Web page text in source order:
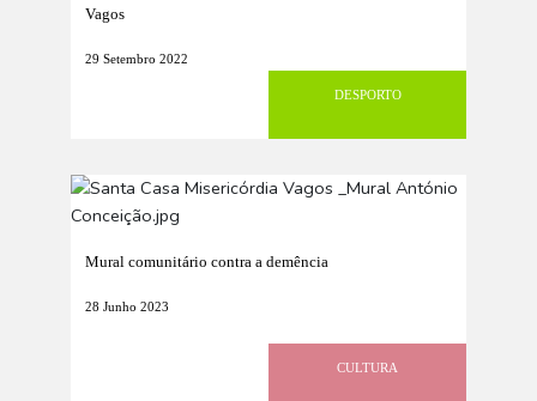
Vagos
29 Setembro 2022
DESPORTO
Mural comunitário contra a demência
28 Junho 2023
CULTURA